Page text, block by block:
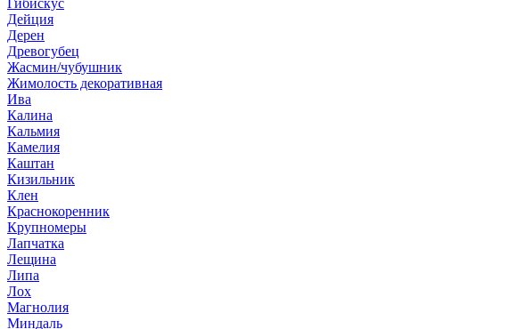
Гибискус
Дейция
Дерен
Древогубец
Жасмин/чубушник
Жимолость декоративная
Ива
Калина
Кальмия
Камелия
Каштан
Кизильник
Клен
Краснокоренник
Крупномеры
Лапчатка
Лещина
Липа
Лох
Магнолия
Миндаль